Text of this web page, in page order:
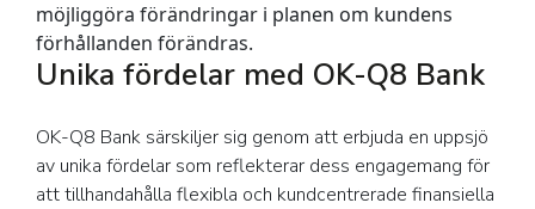
möjliggöra förändringar i planen om kundens
förhållanden förändras.
Unika fördelar med OK-Q8 Bank
OK-Q8 Bank särskiljer sig genom att erbjuda en uppsjö
av unika fördelar som reflekterar dess engagemang för
att tillhandahålla flexibla och kundcentrerade finansiella